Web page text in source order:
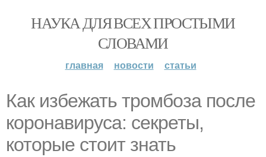
НАУКА ДЛЯ ВСЕХ ПРОСТЫМИ
СЛОВАМИ
главная новости статьи
Как избежать тромбоза после
коронавируса: секреты,
которые стоит знать